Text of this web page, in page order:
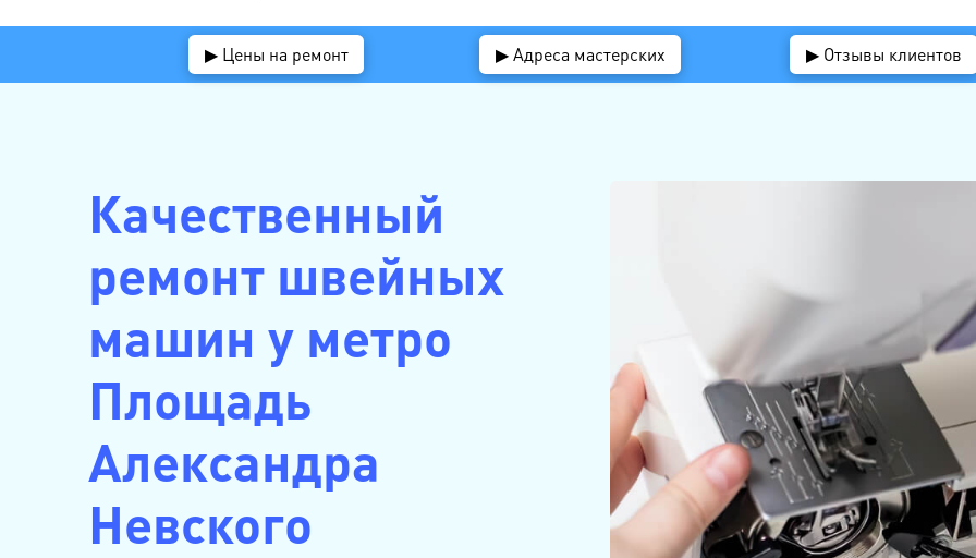
▶ Цены на ремонт ▶ Адреса мастерских ▶ Отзывы клиентов
Качественный
ремонт швейных
машин у метро
Площадь
Александра
Невского